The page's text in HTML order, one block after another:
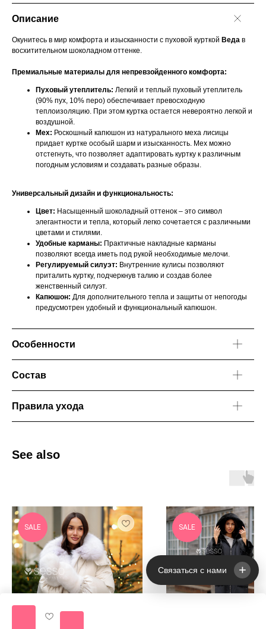
Описание
Окунитесь в мир комфорта и изысканности с пуховой курткой Веда в
восхитительном шоколадном оттенке.
Премиальные материалы для непревзойденного комфорта:
Пуховый утеплитель: Легкий и теплый пуховый утеплитель
(90% пух, 10% перо) обеспечивает превосходную
теплоизоляцию. При этом куртка остается невероятно легкой и
воздушной.
Мех: Роскошный капюшон из натурального меха лисицы
придает куртке особый шарм и изысканность. Мех можно
отстегнуть, что позволяет адаптировать куртку к различным
погодным условиям и создавать разные образы.
Универсальный дизайн и функциональность:
Цвет: Насыщенный шоколадный оттенок – это символ
элегантности и тепла, который легко сочетается с различными
цветами и стилями.
Удобные карманы: Практичные накладные карманы
позволяют всегда иметь под рукой необходимые мелочи.
Регулируемый силуэт: Внутренние кулисы позволяют
приталить куртку, подчеркнув талию и создав более
женственный силуэт.
Капюшон: Для дополнительного тепла и защиты от непогоды
предусмотрен удобный и функциональный капюшон.
Особенности
Состав
Правила ухода
See also
SALE SALE
Связаться с нами +